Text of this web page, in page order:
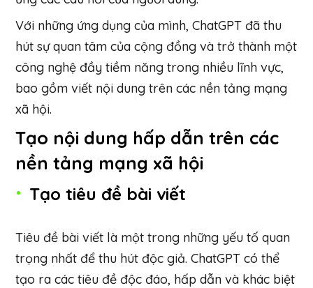
Với những ứng dụng của mình, ChatGPT đã thu
hút sự quan tâm của cộng đồng và trở thành một
công nghệ đầy tiềm năng trong nhiều lĩnh vực,
bao gồm viết nội dung trên các nền tảng mạng
xã hội.
Tạo nội dung hấp dẫn trên các
nền tảng mạng xã hội
Tạo tiêu đề bài viết
Tiêu đề bài viết là một trong những yếu tố quan
trọng nhất để thu hút độc giả. ChatGPT có thể
tạo ra các tiêu đề độc đáo, hấp dẫn và khác biệt